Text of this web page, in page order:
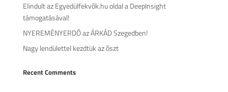
Elindult az Egyedülfekvők.hu oldal a DeepInsight
támogatásával!
NYEREMÉNYERDŐ az ÁRKÁD Szegedben!
Nagy lendülettel kezdtük az őszt
Recent Comments